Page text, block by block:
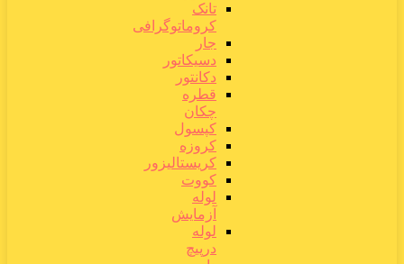
تانک
کروماتوگرافی
جار
دسیکاتور
دکانتور
قطره
چکان
کپسول
کروزه
کریستالیزور
کووت
لوله
آزمایش
لوله
درپیچ